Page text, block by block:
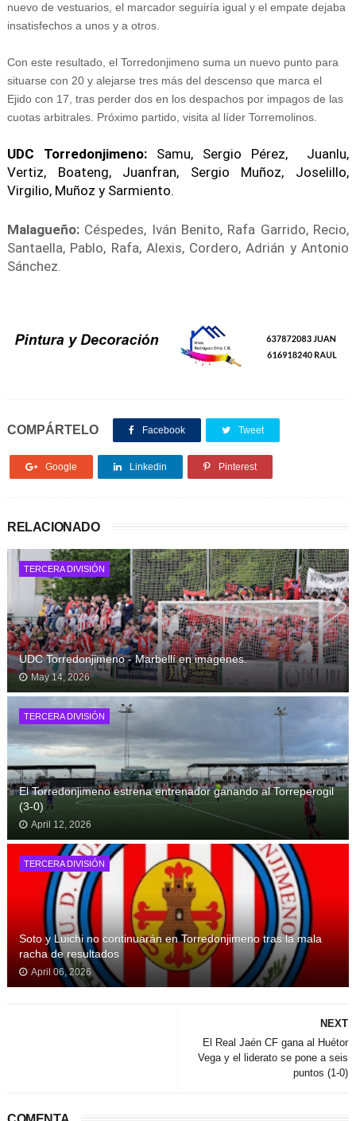
nuevo de vestuarios, el marcador seguiría igual y el empate dejaba
insatisfechos a unos y a otros.
Con este resultado, el Torredonjimeno suma un nuevo punto para
situarse con 20 y alejarse tres más del descenso que marca el
Ejido con 17, tras perder dos en los despachos por impagos de las
cuotas arbitrales. Próximo partido, visita al líder Torremolinos.
UDC Torredonjimeno:Samu, Sergio Pérez, Juanlu,
Vertiz, Boateng, Juanfran, Sergio Muñoz, Joselillo,
Virgilio, Muñoz y Sarmiento.
Malagueño: Céspedes, Iván Benito, Rafa Garrido, Recio,
Santaella, Pablo, Rafa, Alexis, Cordero, Adrián y Antonio
Sánchez.
COMPÁRTELO Facebook Tweet
Google Linkedin Pinterest
RELACIONADO
TERCERA DIVISIÓN
UDC Torredonjimeno - Marbellí en imágenes.
May 14, 2026
TERCERA DIVISIÓN
El Torredonjimeno estrena entrenador ganando al Torreperogil
(3-0)
April 12, 2026
TERCERA DIVISIÓN
Soto y Luichi no continuarán en Torredonjimeno tras la mala
racha de resultados
April 06, 2026
NEXT
El Real Jaén CF gana al Huétor
Vega y el liderato se pone a seis
puntos (1-0)